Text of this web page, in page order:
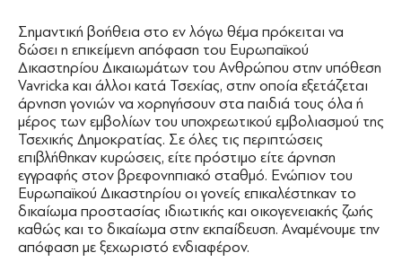
Σημαντική βοήθεια στο εν λόγω θέμα πρόκειται να
δώσει η επικείμενη απόφαση του Ευρωπαϊκού
Δικαστηρίου Δικαιωμάτων του Ανθρώπου στην υπόθεση
Vavricka και άλλοι κατά Τσεχίας, στην οποία εξετάζεται
άρνηση γονιών να χορηγήσουν στα παιδιά τους όλα ή
μέρος των εμβολίων του υποχρεωτικού εμβολιασμού της
Τσεχικής Δημοκρατίας. Σε όλες τις περιπτώσεις
επιβλήθηκαν κυρώσεις, είτε πρόστιμο είτε άρνηση
εγγραφής στον βρεφονηπιακό σταθμό. Ενώπιον του
Ευρωπαϊκού Δικαστηρίου οι γονείς επικαλέστηκαν το
δικαίωμα προστασίας ιδιωτικής και οικογενειακής ζωής
καθώς και το δικαίωμα στην εκπαίδευση. Αναμένουμε την
απόφαση με ξεχωριστό ενδιαφέρον.